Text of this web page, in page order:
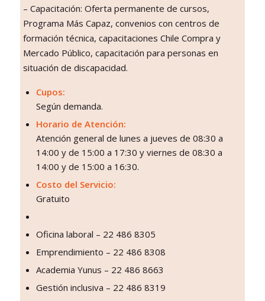
– Capacitación: Oferta permanente de cursos,
Programa Más Capaz, convenios con centros de
formación técnica, capacitaciones Chile Compra y
Mercado Público, capacitación para personas en
situación de discapacidad.
Cupos:
Según demanda.
Horario de Atención:
Atención general de lunes a jueves de 08:30 a
14:00 y de 15:00 a 17:30 y viernes de 08:30 a
14:00 y de 15:00 a 16:30.
Costo del Servicio:
Gratuito
Oficina laboral – 22 486 8305
Emprendimiento – 22 486 8308
Academia Yunus – 22 486 8663
Gestión inclusiva – 22 486 8319